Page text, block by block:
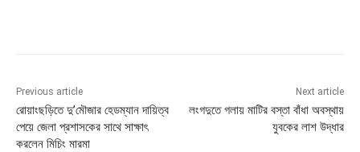
Previous article
রোয়াংছড়িতে দু’মৌজার হেডম্যান দায়িত্ব
পেয়ে জেলা প্রশাসকের সাথে সাক্ষাৎ
করলেন মিচিং মারমা
Next article
লংগদুতে গলায় মাটির বস্তা বাঁধা অবস্থায়
যুবকের লাশ উদ্ধার